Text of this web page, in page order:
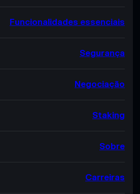
Funcionalidades essenciais
Segurança
Negociação
Staking
Sobre
Carreiras